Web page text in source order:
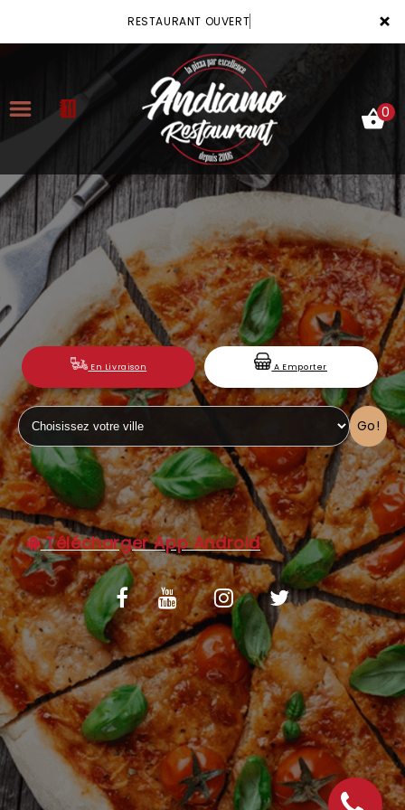
×
RESTAURANT OUVERT
ACCUEIL
LA CARTE
VOTRE COMPTE
NOTRE RESTAURANT
VOS AVIS
MENTIONS LÉGALES
C.G.V
0
En Livraison A Emporter
Go!
Télécharger App Android